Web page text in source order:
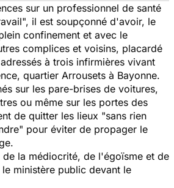
sur un professionnel de santé
il est soupçonné d'avoir, le
confinement et avec le
complices et voisins, placardé
à trois infirmières vivant
quartier Arrousets à Bayonne.
sur les pare-brises de voitures,
ou même sur les portes des
de quitter les lieux "sans rien
pour éviter de propager le
la médiocrité, de l'égoïsme et de
ministère public devant le